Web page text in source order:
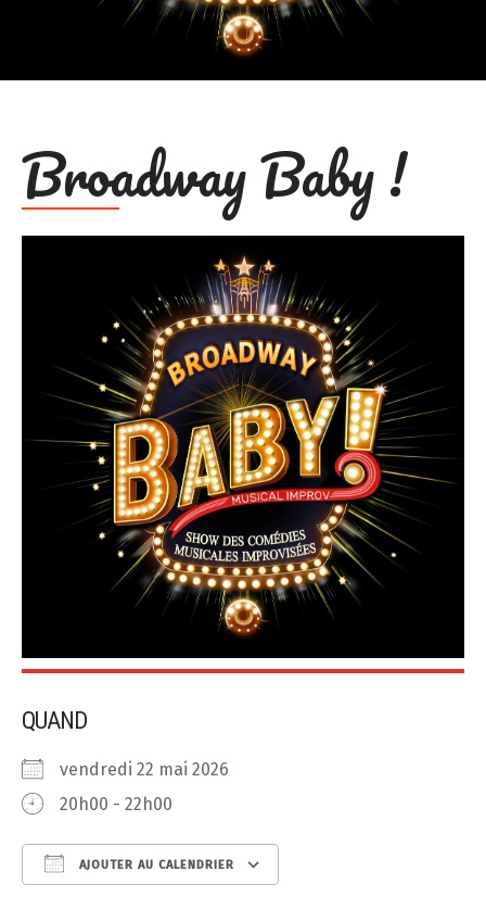
Broadway Baby !
QUAND
vendredi 22 mai 2026
20h00 - 22h00
AJOUTER AU CALENDRIER